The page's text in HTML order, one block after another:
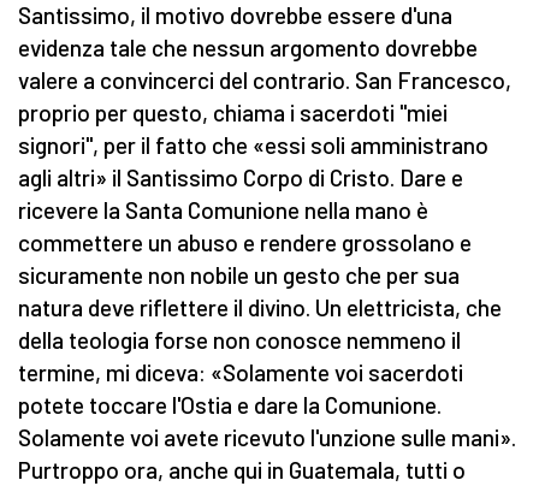
Santissimo, il motivo dovrebbe essere d'una
evidenza tale che nessun argomento dovrebbe
valere a convincerci del contrario. San Francesco,
proprio per questo, chiama i sacerdoti "miei
signori", per il fatto che «essi soli amministrano
agli altri» il Santissimo Corpo di Cristo. Dare e
ricevere la Santa Comunione nella mano è
commettere un abuso e rendere grossolano e
sicuramente non nobile un gesto che per sua
natura deve riflettere il divino. Un elettricista, che
della teologia forse non conosce nemmeno il
termine, mi diceva: «Solamente voi sacerdoti
potete toccare l'Ostia e dare la Comunione.
Solamente voi avete ricevuto l'unzione sulle mani».
Purtroppo ora, anche qui in Guatemala, tutti o